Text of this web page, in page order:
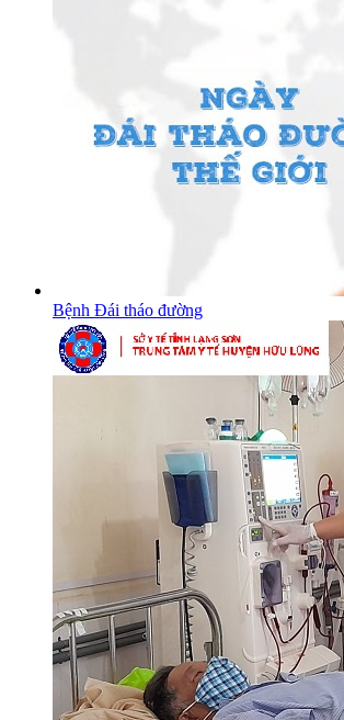
Bệnh Đái tháo đường